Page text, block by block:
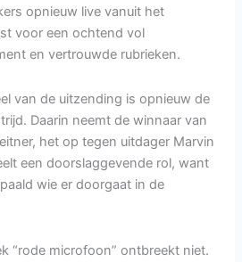
opnieuw live vanuit het
voor een ochtend vol
en vertrouwde rubrieken.
van de uitzending is opnieuw de
Daarin neemt de winnaar van
het op tegen uitdager Marvin
een doorslaggevende rol, want
wie er doorgaat in de
“rode microfoon” ontbreekt niet.